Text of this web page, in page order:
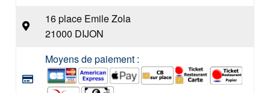
16 place Emile Zola
21000 DIJON
Moyens de paiement :